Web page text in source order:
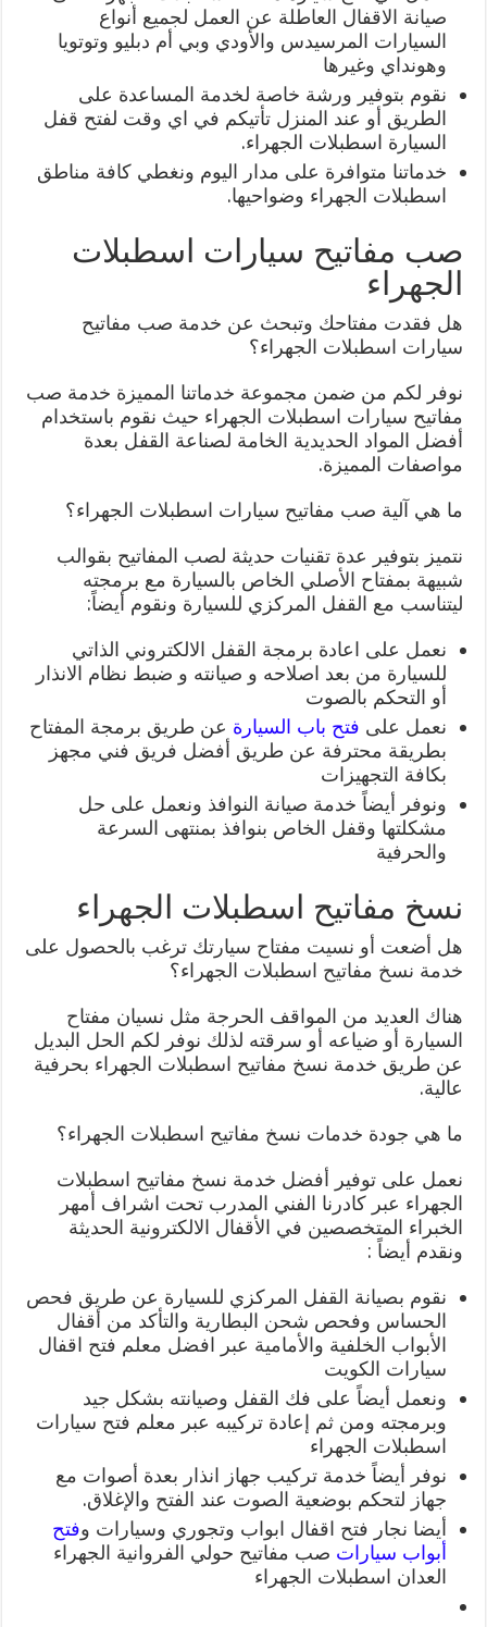
صيانة الاقفال العاطلة عن العمل لجميع أنواع
السيارات المرسيدس والأودي وبي أم دبليو وتوتويا
وهونداي وغيرها
نقوم بتوفير ورشة خاصة لخدمة المساعدة على
الطريق أو عند المنزل تأتيكم في اي وقت لفتح قفل
السيارة اسطبلات الجهراء.
خدماتنا متوافرة على مدار اليوم ونغطي كافة مناطق
اسطبلات الجهراء وضواحيها.
صب مفاتيح سيارات اسطبلات
الجهراء
هل فقدت مفتاحك وتبحث عن خدمة صب مفاتيح
سيارات اسطبلات الجهراء؟
نوفر لكم من ضمن مجموعة خدماتنا المميزة خدمة صب
مفاتيح سيارات اسطبلات الجهراء حيث نقوم باستخدام
أفضل المواد الحديدية الخامة لصناعة القفل بعدة
مواصفات المميزة.
ما هي آلية صب مفاتيح سيارات اسطبلات الجهراء؟
نتميز بتوفير عدة تقنيات حديثة لصب المفاتيح بقوالب
شبيهة بمفتاح الأصلي الخاص بالسيارة مع برمجته
ليتناسب مع القفل المركزي للسيارة ونقوم أيضاً:
نعمل على اعادة برمجة القفل الالكتروني الذاتي
للسيارة من بعد اصلاحه و صيانته و ضبط نظام الانذار
أو التحكم بالصوت
نعمل على فتح باب السيارة عن طريق برمجة المفتاح
بطريقة محترفة عن طريق أفضل فريق فني مجهز
بكافة التجهيزات
ونوفر أيضاً خدمة صيانة النوافذ ونعمل على حل
مشكلتها وقفل الخاص بنوافذ بمنتهى السرعة
والحرفية
نسخ مفاتيح اسطبلات الجهراء
هل أضعت أو نسيت مفتاح سيارتك ترغب بالحصول على
خدمة نسخ مفاتيح اسطبلات الجهراء؟
هناك العديد من المواقف الحرجة مثل نسيان مفتاح
السيارة أو ضياعه أو سرقته لذلك نوفر لكم الحل البديل
عن طريق خدمة نسخ مفاتيح اسطبلات الجهراء بحرفية
عالية.
ما هي جودة خدمات نسخ مفاتيح اسطبلات الجهراء؟
نعمل على توفير أفضل خدمة نسخ مفاتيح اسطبلات
الجهراء عبر كادرنا الفني المدرب تحت اشراف أمهر
الخبراء المتخصصين في الأقفال الالكترونية الحديثة
ونقدم أيضاً :
نقوم بصيانة القفل المركزي للسيارة عن طريق فحص
الحساس وفحص شحن البطارية والتأكد من أقفال
الأبواب الخلفية والأمامية عبر افضل معلم فتح اقفال
سيارات الكويت
ونعمل أيضاً على فك القفل وصيانته بشكل جيد
وبرمجته ومن ثم إعادة تركيبه عبر معلم فتح سيارات
اسطبلات الجهراء
نوفر أيضاً خدمة تركيب جهاز انذار بعدة أصوات مع
جهاز لتحكم بوضعية الصوت عند الفتح والإغلاق.
أيضا نجار فتح اقفال ابواب وتجوري وسيارات وفتح
أبواب سيارات صب مفاتيح حولي الفروانية الجهراء
العدان اسطبلات الجهراء